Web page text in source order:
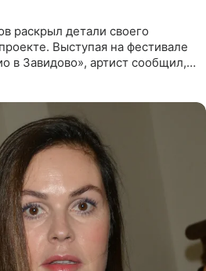
раскрыл детали своего
Выступая на фестивале
в Завидово», артист сообщил,